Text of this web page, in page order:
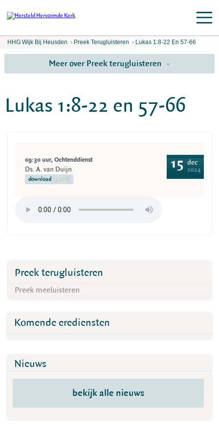
HHG Wijk Bij Heusden › Preek Terugluisteren › Lukas 1:8-22 En 57-66
Meer over Preek terugluisteren
Lukas 1:8-22 en 57-66
09:30 uur, Ochtenddienst
Ds. A. van Duijn
download 13.2MB
15 dec
2024
Preek terugluisteren
Preek meeluisteren
Komende erediensten
Nieuws
bekijk alle nieuws